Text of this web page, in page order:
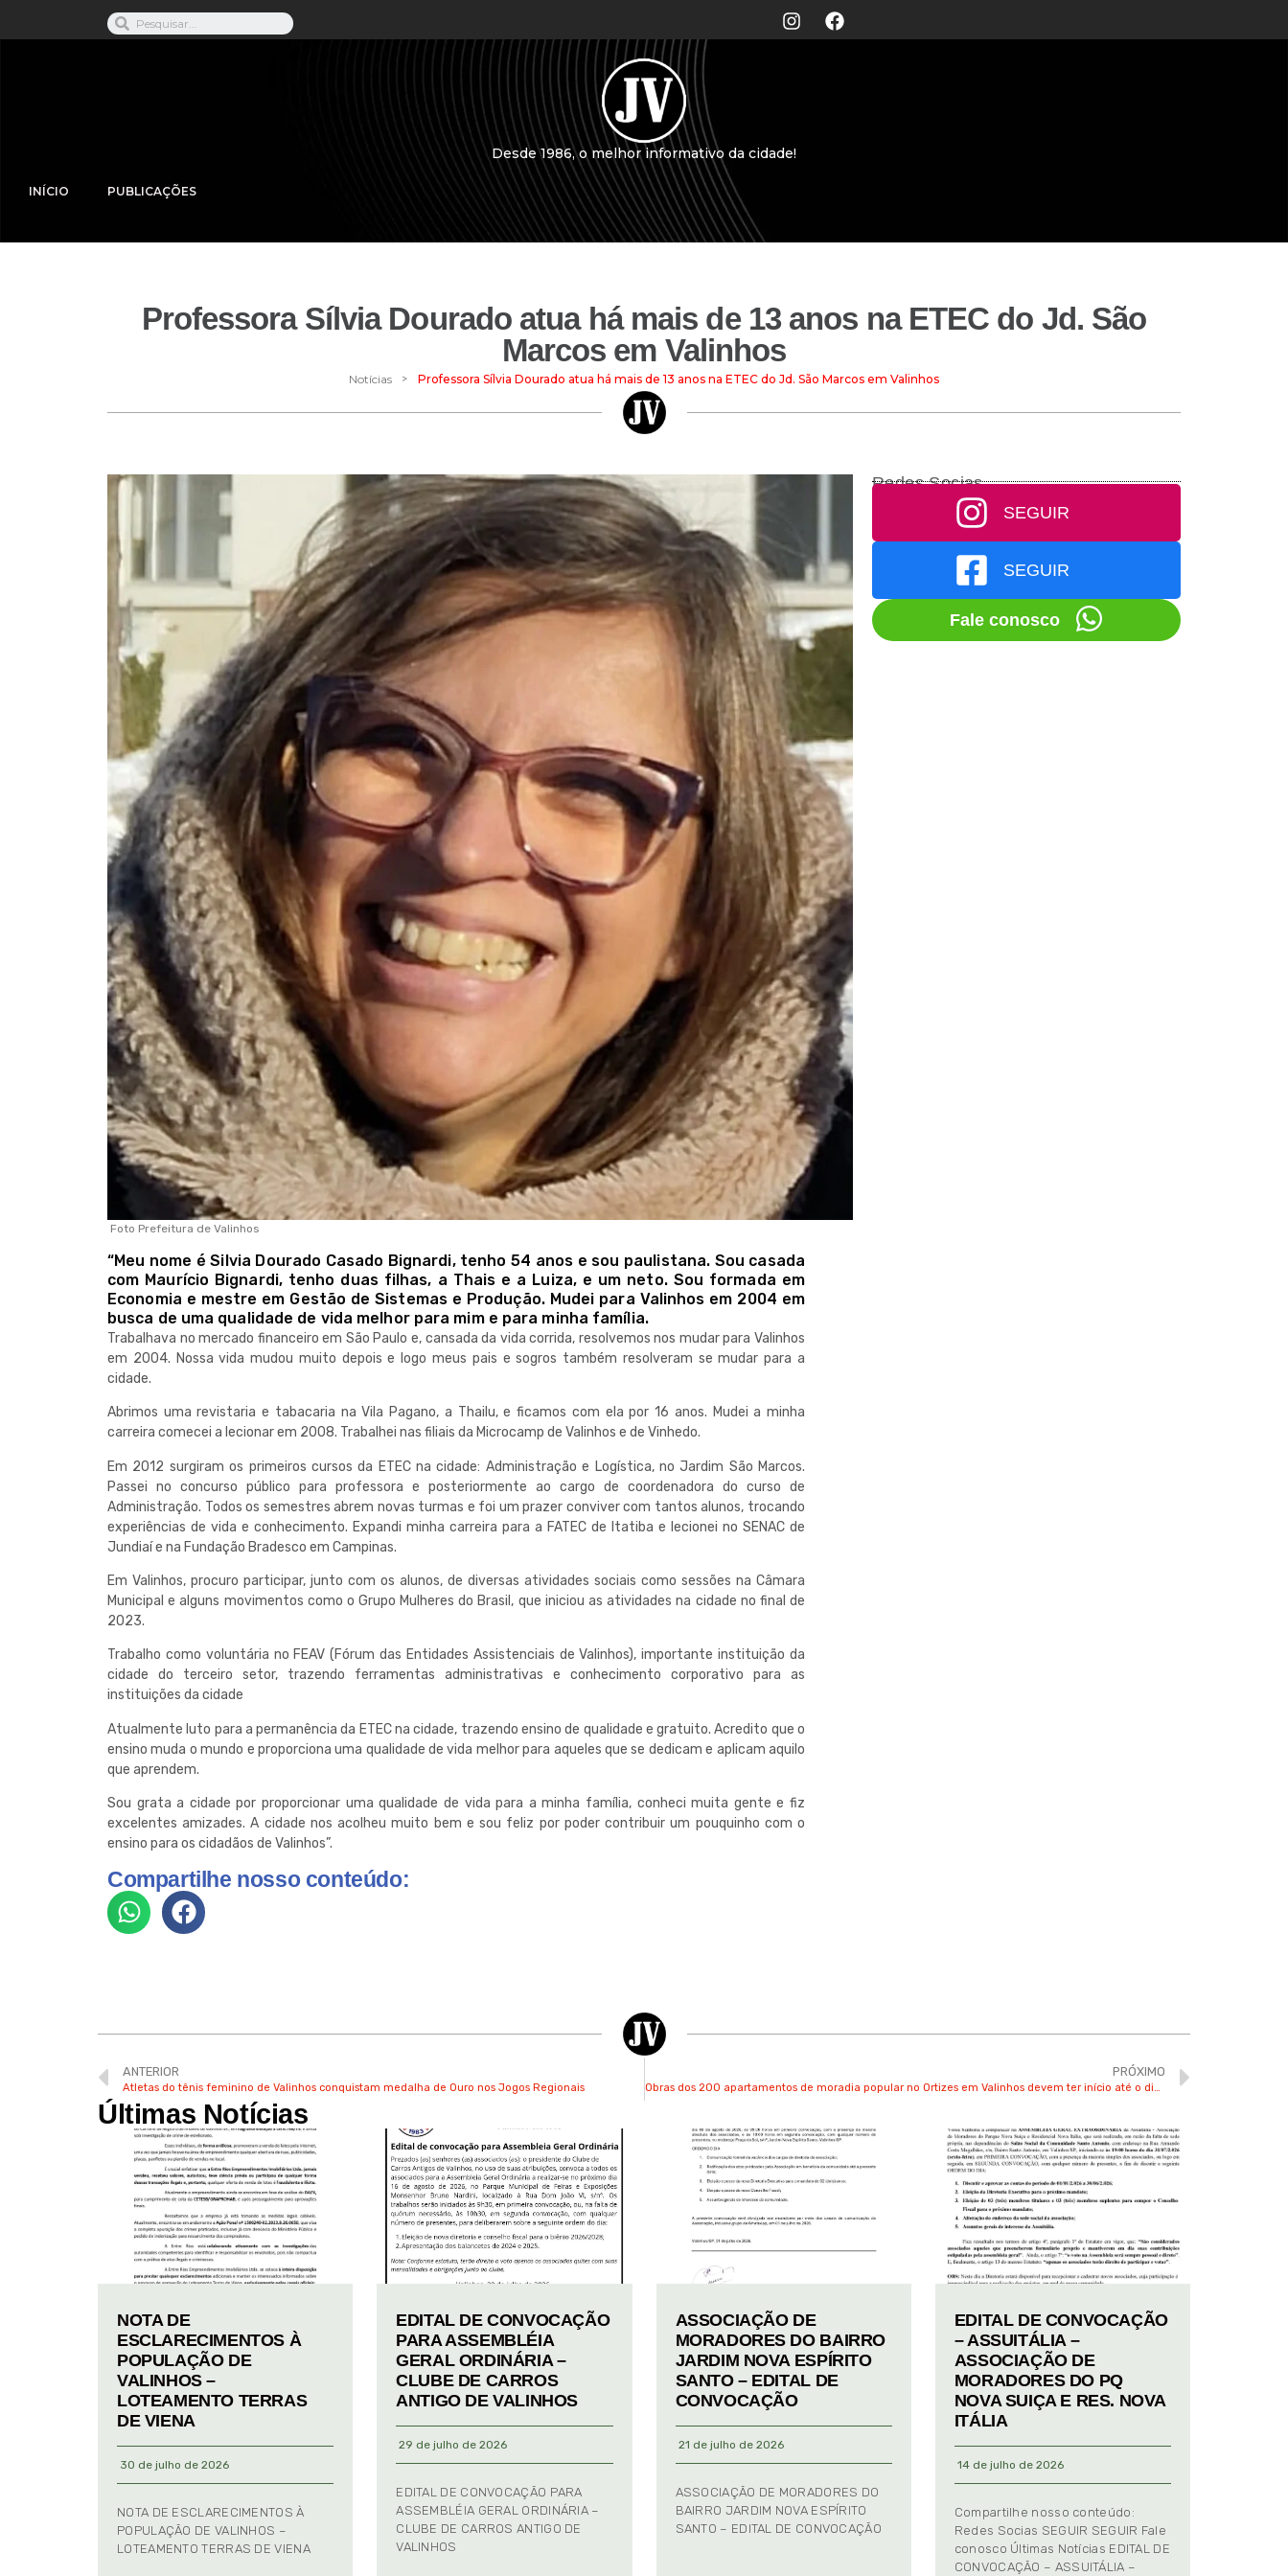
Desde 1986, o melhor informativo da cidade!
INÍCIO PUBLICAÇÕES
Professora Sílvia Dourado atua há mais de 13 anos na ETEC do Jd. São
Marcos em Valinhos
Notícias > Professora Sílvia Dourado atua há mais de 13 anos na ETEC do Jd. São Marcos em Valinhos
Foto Prefeitura de Valinhos
“Meu nome é Silvia Dourado Casado Bignardi, tenho 54 anos e sou paulistana. Sou casada
com Maurício Bignardi, tenho duas filhas, a Thais e a Luiza, e um neto. Sou formada em
Economia e mestre em Gestão de Sistemas e Produção. Mudei para Valinhos em 2004 em
busca de uma qualidade de vida melhor para mim e para minha família.
Trabalhava no mercado financeiro em São Paulo e, cansada da vida corrida, resolvemos nos mudar para Valinhos
em 2004. Nossa vida mudou muito depois e logo meus pais e sogros também resolveram se mudar para a
cidade.
Abrimos uma revistaria e tabacaria na Vila Pagano, a Thailu, e ficamos com ela por 16 anos. Mudei a minha
carreira comecei a lecionar em 2008. Trabalhei nas filiais da Microcamp de Valinhos e de Vinhedo.
Em 2012 surgiram os primeiros cursos da ETEC na cidade: Administração e Logística, no Jardim São Marcos.
Passei no concurso público para professora e posteriormente ao cargo de coordenadora do curso de
Administração. Todos os semestres abrem novas turmas e foi um prazer conviver com tantos alunos, trocando
experiências de vida e conhecimento. Expandi minha carreira para a FATEC de Itatiba e lecionei no SENAC de
Jundiaí e na Fundação Bradesco em Campinas.
Em Valinhos, procuro participar, junto com os alunos, de diversas atividades sociais como sessões na Câmara
Municipal e alguns movimentos como o Grupo Mulheres do Brasil, que iniciou as atividades na cidade no final de
2023.
Trabalho como voluntária no FEAV (Fórum das Entidades Assistenciais de Valinhos), importante instituição da
cidade do terceiro setor, trazendo ferramentas administrativas e conhecimento corporativo para as
instituições da cidade
Atualmente luto para a permanência da ETEC na cidade, trazendo ensino de qualidade e gratuito. Acredito que o
ensino muda o mundo e proporciona uma qualidade de vida melhor para aqueles que se dedicam e aplicam aquilo
que aprendem.
Sou grata a cidade por proporcionar uma qualidade de vida para a minha família, conheci muita gente e fiz
excelentes amizades. A cidade nos acolheu muito bem e sou feliz por poder contribuir um pouquinho com o
ensino para os cidadãos de Valinhos”.
Compartilhe nosso conteúdo:
Redes Socias
SEGUIR
SEGUIR
Fale conosco
ANTERIOR
Atletas do tênis feminino de Valinhos conquistam medalha de Ouro nos Jogos Regionais
PRÓXIMO
Últimas Notícias
NOTA DE
ESCLARECIMENTOS À
POPULAÇÃO DE
VALINHOS –
LOTEAMENTO TERRAS
DE VIENA
30 de julho de 2026
NOTA DE ESCLARECIMENTOS À
POPULAÇÃO DE VALINHOS –
LOTEAMENTO TERRAS DE VIENA
EDITAL DE CONVOCAÇÃO
PARA ASSEMBLÉIA
GERAL ORDINÁRIA –
CLUBE DE CARROS
ANTIGO DE VALINHOS
29 de julho de 2026
EDITAL DE CONVOCAÇÃO PARA
ASSEMBLÉIA GERAL ORDINÁRIA –
CLUBE DE CARROS ANTIGO DE
VALINHOS
ASSOCIAÇÃO DE
MORADORES DO BAIRRO
JARDIM NOVA ESPÍRITO
SANTO – EDITAL DE
CONVOCAÇÃO
21 de julho de 2026
ASSOCIAÇÃO DE MORADORES DO
BAIRRO JARDIM NOVA ESPÍRITO
SANTO – EDITAL DE CONVOCAÇÃO
EDITAL DE CONVOCAÇÃO
– ASSUITÁLIA –
ASSOCIAÇÃO DE
MORADORES DO PQ
NOVA SUIÇA E RES. NOVA
ITÁLIA
14 de julho de 2026
Compartilhe nosso conteúdo:
Redes Socias SEGUIR SEGUIR Fale
conosco Últimas Notícias EDITAL DE
CONVOCAÇÃO – ASSUITÁLIA –